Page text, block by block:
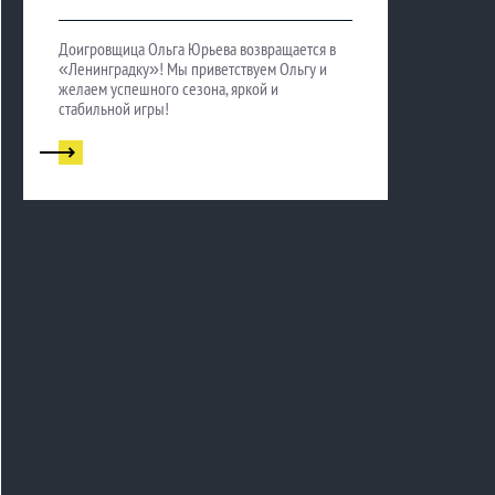
Доигровщица Ольга Юрьева возвращается в
«Ленинградку»! Мы приветствуем Ольгу и
желаем успешного сезона, яркой и
стабильной игры!